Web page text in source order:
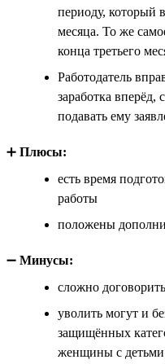
периоду, который
месяца. То же
конца третьего
Работодатель
заработка вперёд,
подавать ему
➕ Плюсы:
есть время
работы
положены
➖ Минусы:
сложно
уволить могут и
защищённых
женщины с детьми